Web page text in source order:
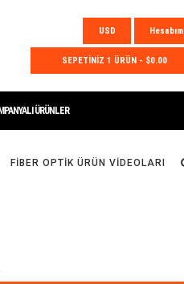
Hesabım
USD
SEPETİNİZ 1 ÜRÜN - $0.00
ÜRÜNLER
FIBER OPTIK ÜRÜN VIDEOLARI